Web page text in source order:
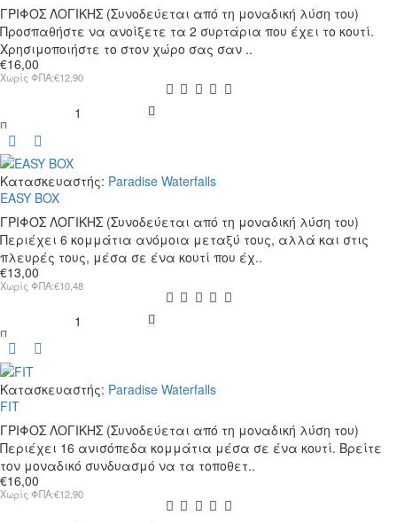
ΓΡΙΦΟΣ ΛΟΓΙΚΗΣ (Συνοδεύεται από τη μοναδική λύση του)
Προσπαθήστε να ανοίξετε τα 2 συρτάρια που έχει το κουτί.
Χρησιμοποιήστε το στον χώρο σας σαν ..
€16,00
Χωρίς ΦΠΑ:€12,90
DOUBLE
SECRET
BOX
Κατασκευαστής: Paradise Waterfalls
EASY BOX
ΓΡΙΦΟΣ ΛΟΓΙΚΗΣ (Συνοδεύεται από τη μοναδική λύση του)
Περιέχει 6 κομμάτια ανόμοια μεταξύ τους, αλλά και στις
πλευρές τους, μέσα σε ένα κουτί που έχ..
€13,00
Χωρίς ΦΠΑ:€10,48
EASY
BOX
Κατασκευαστής: Paradise Waterfalls
FIT
ΓΡΙΦΟΣ ΛΟΓΙΚΗΣ (Συνοδεύεται από τη μοναδική λύση του)
Περιέχει 16 ανισόπεδα κομμάτια μέσα σε ένα κουτί. Βρείτε
τον μοναδικό συνδυασμό να τα τοποθετ..
€16,00
Χωρίς ΦΠΑ:€12,90